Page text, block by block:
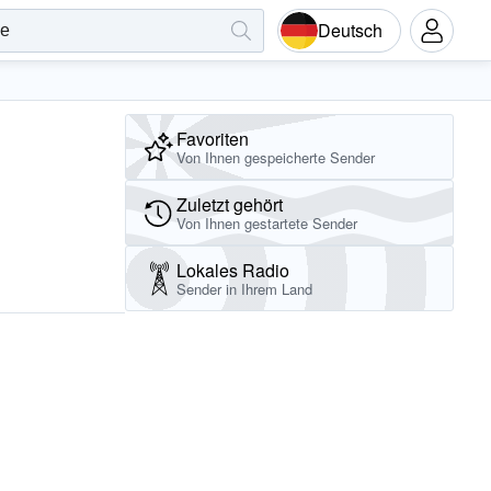
Deutsch
Favoriten
Von Ihnen gespeicherte Sender
Zuletzt gehört
Von Ihnen gestartete Sender
Lokales Radio
Sender in Ihrem Land